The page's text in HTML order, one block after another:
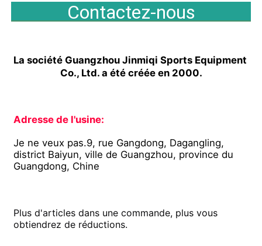
Contactez-nous
La société Guangzhou Jinmiqi Sports Equipment
Co., Ltd. a été créée en 2000.
Adresse de l'usine:
Je ne veux pas.9, rue Gangdong, Dagangling,
district Baiyun, ville de Guangzhou, province du
Guangdong, Chine
Plus d'articles dans une commande, plus vous
obtiendrez de réductions.